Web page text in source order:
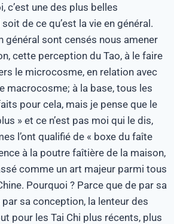
c’est une des plus belles
de ce qu’est la vie en général.
général sont censés nous amener
cette perception du Tao, à le faire
le microcosme, en relation avec
macrocosme; à la base, tous les
pour cela, mais je pense que le
» et ce n’est pas moi qui le dis,
l’ont qualifié de « boxe du faîte
à la poutre faîtière de la maison,
comme un art majeur parmi tous
Pourquoi ? Parce que de par sa
sa conception, la lenteur des
pour les Tai Chi plus récents, plus